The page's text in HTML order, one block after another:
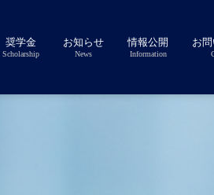
奨学金
Scholarship
お知らせ
News
情報公開
Information
お